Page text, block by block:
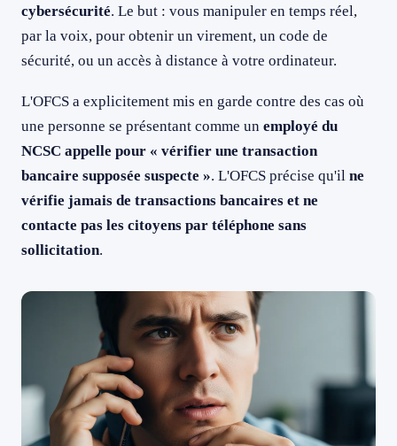
cybersécurité. Le but : vous manipuler en temps réel,
par la voix, pour obtenir un virement, un code de
sécurité, ou un accès à distance à votre ordinateur.
L'OFCS a explicitement mis en garde contre des cas où
une personne se présentant comme un employé du
NCSC appelle pour « vérifier une transaction
bancaire supposée suspecte ». L'OFCS précise qu'il ne
vérifie jamais de transactions bancaires et ne
contacte pas les citoyens par téléphone sans
sollicitation.